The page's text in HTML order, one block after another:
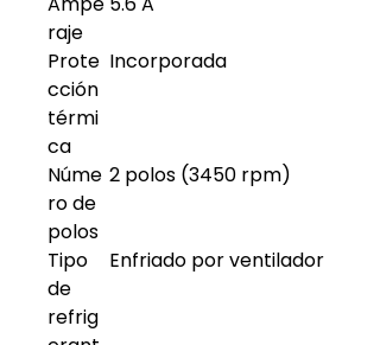
raje
Prote
cción
térmi
ca
Incorporada
Núme
ro de
polos
2 polos (3450 rpm)
Tipo
de
refrig
Enfriado por ventilador